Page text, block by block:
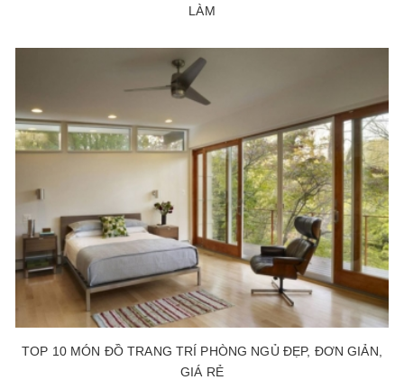
LÀM
TOP 10 MÓN ĐỒ TRANG TRÍ PHÒNG NGỦ ĐẸP, ĐƠN GIẢN,
GIÁ RẺ